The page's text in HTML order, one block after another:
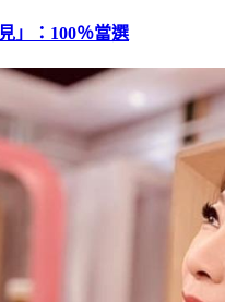
」：100％當選